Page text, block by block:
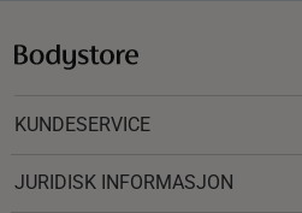
KUNDESERVICE
JURIDISK INFORMASJON